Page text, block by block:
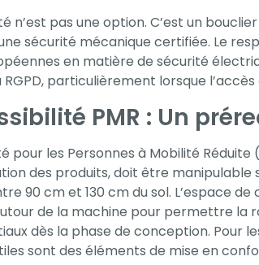
n’est pas une option. C’est un
sécurité mécanique certifiée. Le
en matière de sécurité
particulièrement lorsque
PMR : Un
pour les Personnes à Mobilité
des produits, doit être
90 cm et 130 cm du sol. L’espace
de la machine pour permettre la
dès la phase de conception. Pour
sont des éléments de mise en